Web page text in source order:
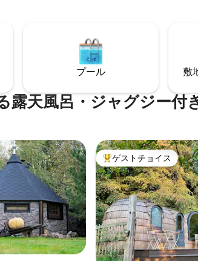
プール 敷
露天風呂・ジャグジー付
大好評のゲストチョイス
ゲストチョイス